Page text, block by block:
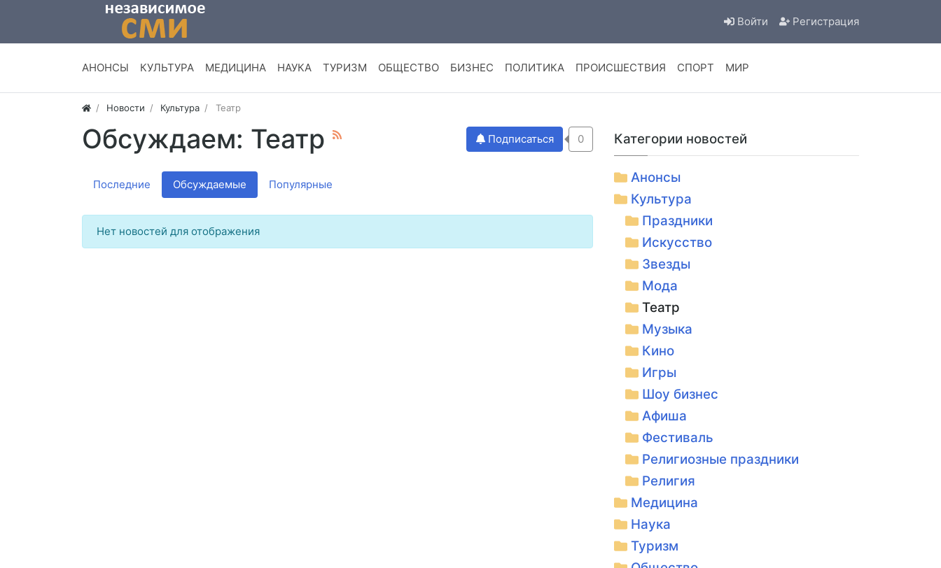
Войти Регистрация
АНОНСЫ КУЛЬТУРА МЕДИЦИНА НАУКА ТУРИЗМ ОБЩЕСТВО БИЗНЕС ПОЛИТИКА ПРОИСШЕСТВИЯ СПОРТ МИР
Новости Культура Театр
Обсуждаем: Театр Подписаться 0
Последние Обсуждаемые Популярные
Нет новостей для отображения
Категории новостей
Анонсы
Культура
Праздники
Искусство
Звезды
Мода
Театр
Музыка
Кино
Игры
Шоу бизнес
Афиша
Фестиваль
Религиозные праздники
Религия
Медицина
Наука
Туризм